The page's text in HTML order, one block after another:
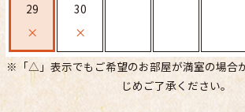
29
×
30
×
※「△」表示でもご希望のお部屋が満室の場合
じめご了承ください。